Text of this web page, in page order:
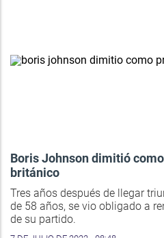
Boris Johnson dimitió
británico
Tres años después de llegar
de 58 años, se vio obligado a
de su partido.